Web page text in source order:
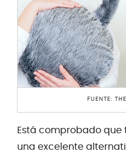
FUENTE:
Está comprobado que
una excelente